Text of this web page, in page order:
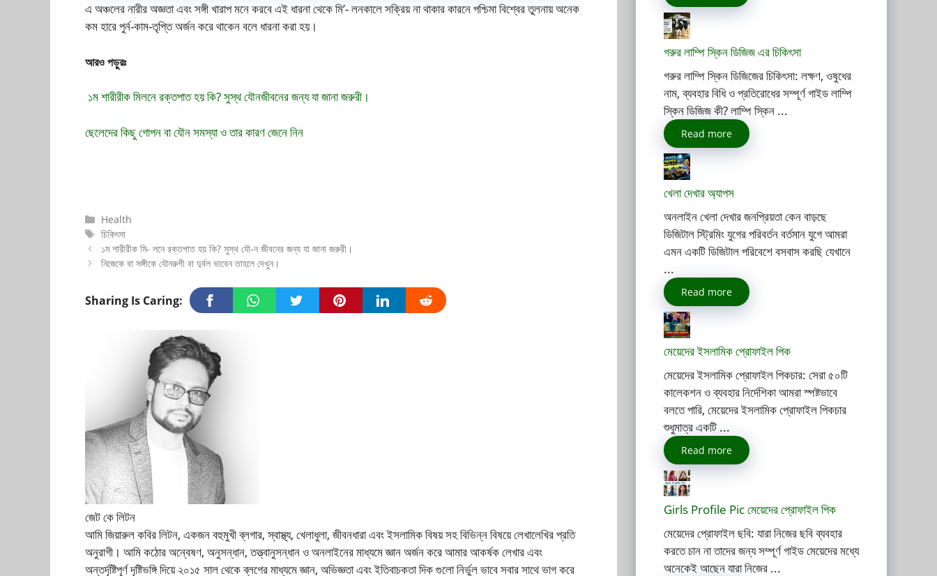
এ অঞ্চলের নারীর অজ্ঞতা এবং সঙ্গী খারাপ মনে করবে এই ধারনা থেকে মি’- লনকালে সক্রিয় না থাকার কারনে পশ্চিমা বিশ্বের তুলনায় অনেক
কম হারে পুর্ন-কাম-তৃপ্তি অর্জন করে থাকেন বলে ধারনা করা হয়।
আরও পড়ুরঃ
১ম শারীরীক মিলনে রক্তপাত হয় কি? সুস্থ যৌনজীবনের জন্য যা জানা জরুরী।
ছেলেদের কিছু গোপন বা যৌন সমস্যা ও তার কারণ জেনে নিন
Categories
Health
Tags
চিকিৎসা
১ম শারীরীক মি- লনে রক্তপাত হয় কি? সুস্থ যৌ-ন জীবনের জন্য যা জানা জরুরী।
নিজেকে বা সঙ্গীকে যৌনরুগী বা দুর্বল ভাবেন তাহলে দেখুন।
Sharing Is Caring:
জেট কে লিটন
আমি জিয়ারুল কবির লিটন, একজন বহুমুখী ব্লগার, স্বাস্থ্য, খেলাধুলা, জীবনধারা এবং ইসলামিক বিষয় সহ বিভিন্ন বিষয়ে লেখালেখির প্রতি
অনুরাগী। আমি কঠোর অন্বেষণ, অনুসন্ধান, তত্ত্বানুসন্ধান ও অনলাইনের মাধ্যমে জ্ঞান অর্জন করে আমার আকর্ষক লেখার এবং
অন্তর্দৃষ্টিপূর্ণ দৃষ্টিভঙ্গি দিয়ে ২০১৫ সাল থেকে ব্লগের মাধ্যমে জ্ঞান, অভিজ্ঞতা এবং ইতিবাচকতা দিক গুলো নির্ভুল ভাবে সবার সাথে ভাগ করে
গরুর লাম্পি স্কিন ডিজিজ এর চিকিৎসা
গরুর লাম্পি স্কিন ডিজিজের চিকিৎসা: লক্ষণ, ওষুধের
নাম, ব্যবহার বিধি ও প্রতিরোধের সম্পূর্ণ গাইড লাম্পি
স্কিন ডিজিজ কী? লাম্পি স্কিন ...
Read more
খেলা দেখার অ্যাপস
অনলাইন খেলা দেখার জনপ্রিয়তা কেন বাড়ছে
ডিজিটাল স্ট্রিমিং যুগের পরিবর্তন বর্তমান যুগে আমরা
এমন একটি ডিজিটাল পরিবেশে বসবাস করছি যেখানে
...
Read more
মেয়েদের ইসলামিক প্রোফাইল পিক
মেয়েদের ইসলামিক প্রোফাইল পিকচার: সেরা ৫০টি
কালেকশন ও ব্যবহার নির্দেশিকা আমরা স্পষ্টভাবে
বলতে পারি, মেয়েদের ইসলামিক প্রোফাইল পিকচার
শুধুমাত্র একটি ...
Read more
Girls Profile Pic মেয়েদের প্রোফাইল পিক
মেয়েদের প্রোফাইল ছবি: যারা নিজের ছবি ব্যবহার
করতে চান না তাদের জন্য সম্পূর্ণ গাইড মেয়েদের মধ্যে
অনেকেই আছেন যারা নিজের ...